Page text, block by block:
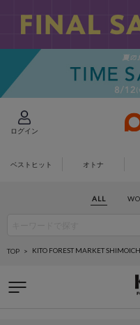
ログイン
ベストヒット オトナ
ALL
TOP KITO FOREST MARKET